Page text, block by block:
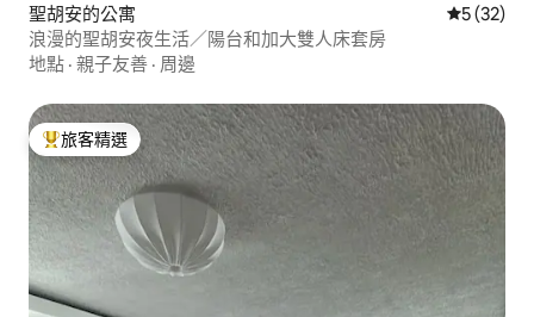
聖胡安的公寓 從 32 則評
5 (32)
浪漫的聖胡安夜生活／陽台和加大雙人床套房
地點 · 親子友善 · 周邊
旅客精選榜首
旅客精選